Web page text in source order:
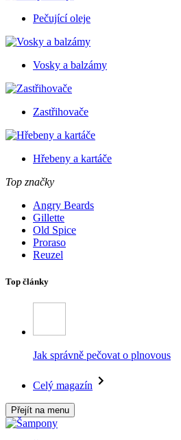
Pečující oleje
Vosky a balzámy
Zastřihovače
Hřebeny a kartáče
Top značky
Angry Beards
Gillette
Old Spice
Proraso
Reuzel
Top články
Jak správně pečovat o plnovous
Celý magazín
Přejít na menu